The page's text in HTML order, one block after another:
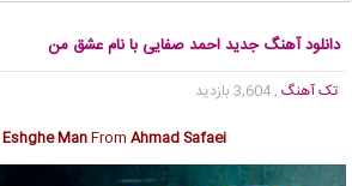
دانلود آهنگ جدید احمد صفایی با نام عشق من
تک آهنگ , 3,604 بازدید
Eshghe ManFrom Ahmad Safaei